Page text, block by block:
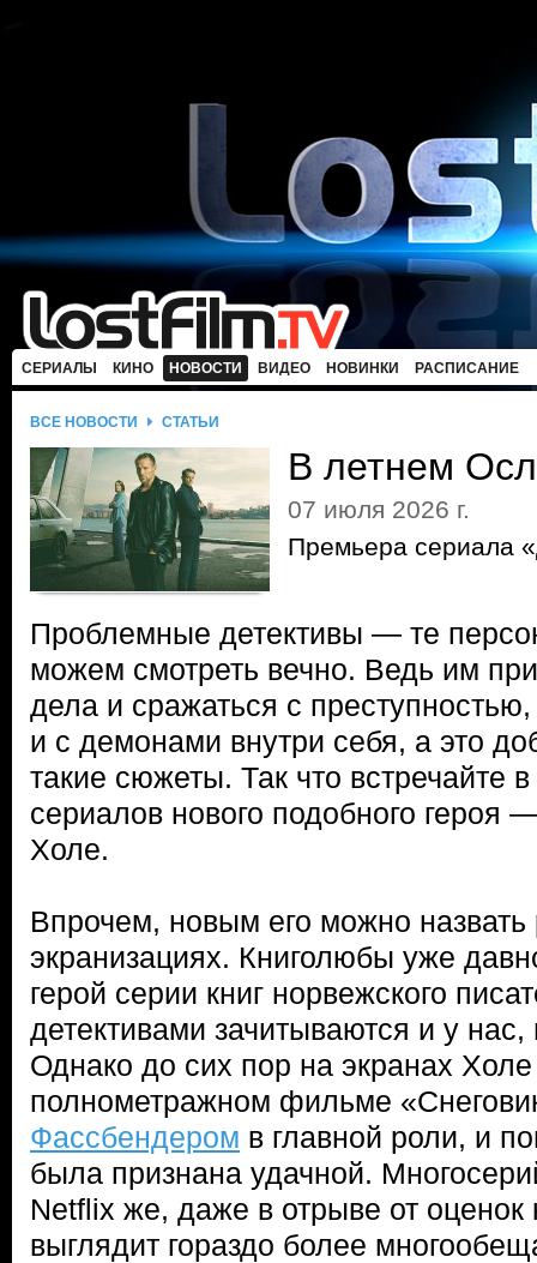
СЕРИАЛЫ КИНО НОВОСТИ ВИДЕО НОВИНКИ РАСПИСАНИЕ
ВСЕ НОВОСТИ СТАТЬИ
В летнем
07 июля 2026 г.
Премьера сериала
Проблемные детективы — те
можем смотреть вечно. Ведь им
дела и сражаться с
и с демонами внутри себя, а это
такие сюжеты. Так что встречайте
сериалов нового подобного героя
Холе.
Впрочем, новым его можно назвать
экранизациях. Книголюбы уже
герой серии книг норвежского
детективами зачитываются и у
Однако до сих пор на экранах Холе
полнометражном фильме
Фассбендером в главной роли, и
была признана удачной.
Netflix же, даже в отрыве от оценок
выглядит гораздо более